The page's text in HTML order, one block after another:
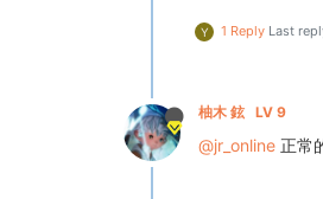
Y 1 Reply Last
柚木 鉉 LV 9
@jr_online 正常